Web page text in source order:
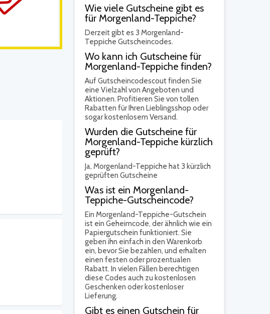
Wie viele Gutscheine gibt es
für Morgenland-Teppiche?
Derzeit gibt es 3 Morgenland-
Teppiche Gutscheincodes.
Wo kann ich Gutscheine für
Morgenland-Teppiche finden?
Auf Gutscheincodescout finden Sie
eine Vielzahl von Angeboten und
Aktionen. Profitieren Sie von tollen
Rabatten für Ihren Lieblingsshop oder
sogar kostenlosem Versand.
Wurden die Gutscheine für
Morgenland-Teppiche kürzlich
geprüft?
Ja, Morgenland-Teppiche hat 3 kürzlich
geprüften Gutscheine
Was ist ein Morgenland-
Teppiche-Gutscheincode?
Ein Morgenland-Teppiche-Gutschein
ist ein Geheimcode, der ähnlich wie ein
Papiergutschein funktioniert. Sie
geben ihn einfach in den Warenkorb
ein, bevor Sie bezahlen, und erhalten
einen festen oder prozentualen
Rabatt. In vielen Fällen berechtigen
diese Codes auch zu kostenlosen
Geschenken oder kostenloser
Lieferung.
Gibt es einen Gutschein für